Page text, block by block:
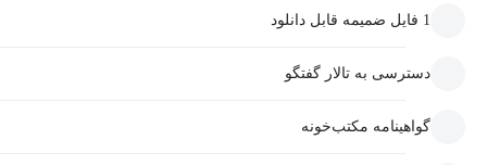
1 فایل ضمیمه قابل دانلود
دسترسی به تالار گفتگو
گواهینامه مکتب‌خونه